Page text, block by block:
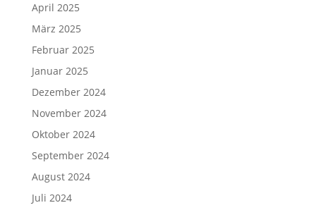
April 2025
März 2025
Februar 2025
Januar 2025
Dezember 2024
November 2024
Oktober 2024
September 2024
August 2024
Juli 2024